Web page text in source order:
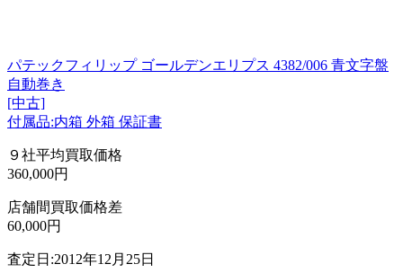
パテックフィリップ ゴールデンエリプス 4382/006 青文字盤
自動巻き
[中古]
付属品:内箱 外箱 保証書
９社平均買取価格
360,000円
店舗間買取価格差
60,000円
査定日:2012年12月25日